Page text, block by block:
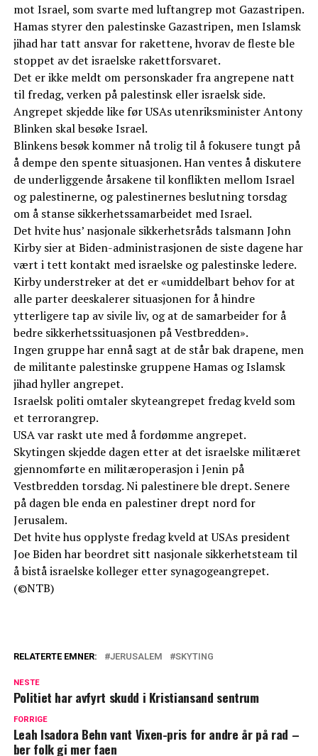
mot Israel, som svarte med luftangrep mot Gazastripen.
Hamas styrer den palestinske Gazastripen, men Islamsk
jihad har tatt ansvar for rakettene, hvorav de fleste ble
stoppet av det israelske rakettforsvaret.
Det er ikke meldt om personskader fra angrepene natt
til fredag, verken på palestinsk eller israelsk side.
Angrepet skjedde like før USAs utenriksminister Antony
Blinken skal besøke Israel.
Blinkens besøk kommer nå trolig til å fokusere tungt på
å dempe den spente situasjonen. Han ventes å diskutere
de underliggende årsakene til konflikten mellom Israel
og palestinerne, og palestinernes beslutning torsdag
om å stanse sikkerhetssamarbeidet med Israel.
Det hvite hus’ nasjonale sikkerhetsråds talsmann John
Kirby sier at Biden-administrasjonen de siste dagene har
vært i tett kontakt med israelske og palestinske ledere.
Kirby understreker at det er «umiddelbart behov for at
alle parter deeskalerer situasjonen for å hindre
ytterligere tap av sivile liv, og at de samarbeider for å
bedre sikkerhetssituasjonen på Vestbredden».
Ingen gruppe har ennå sagt at de står bak drapene, men
de militante palestinske gruppene Hamas og Islamsk
jihad hyller angrepet.
Israelsk politi omtaler skyteangrepet fredag kveld som
et terrorangrep.
USA var raskt ute med å fordømme angrepet.
Skytingen skjedde dagen etter at det israelske militæret
gjennomførte en militæroperasjon i Jenin på
Vestbredden torsdag. Ni palestinere ble drept. Senere
på dagen ble enda en palestiner drept nord for
Jerusalem.
Det hvite hus opplyste fredag kveld at USAs president
Joe Biden har beordret sitt nasjonale sikkerhetsteam til
å bistå israelske kolleger etter synagogeangrepet.
(©NTB)
RELATERTE EMNER: JERUSALEM SKYTING
NESTE
Politiet har avfyrt skudd i Kristiansand sentrum
FORRIGE
Leah Isadora Behn vant Vixen-pris for andre år på rad –
ber folk gi mer faen